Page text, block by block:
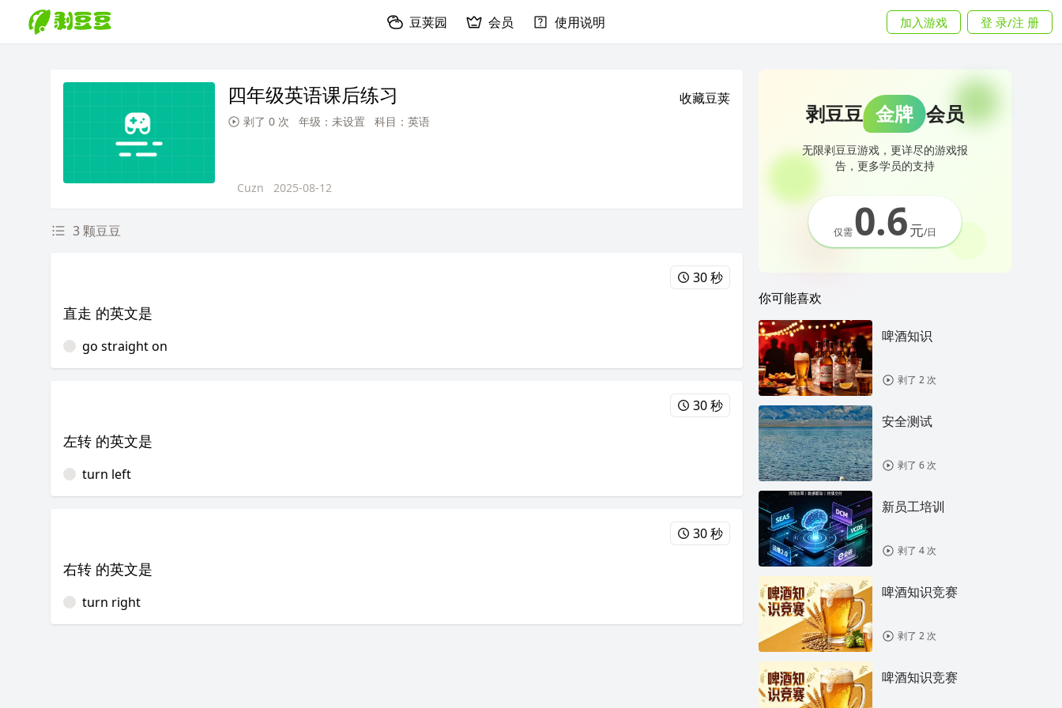
豆荚园 会员 使用说明 加入游戏 登 录/注 册
四年级英语课后练习 收藏豆荚
剥了 0 次 年级：未设置 科目：英语
Cuzn 2025-08-12
3 颗豆豆
30 秒
直走 的英文是
go straight on
30 秒
左转 的英文是
turn left
30 秒
右转 的英文是
turn right
剥豆豆 金牌 会员
无限剥豆豆游戏，更详尽的游戏报
告，更多学员的支持
仅需0.6元/日
你可能喜欢
啤酒知识
剥了 2 次
安全测试
剥了 6 次
新员工培训
剥了 4 次
啤酒知识竞赛
剥了 2 次
啤酒知识竞赛